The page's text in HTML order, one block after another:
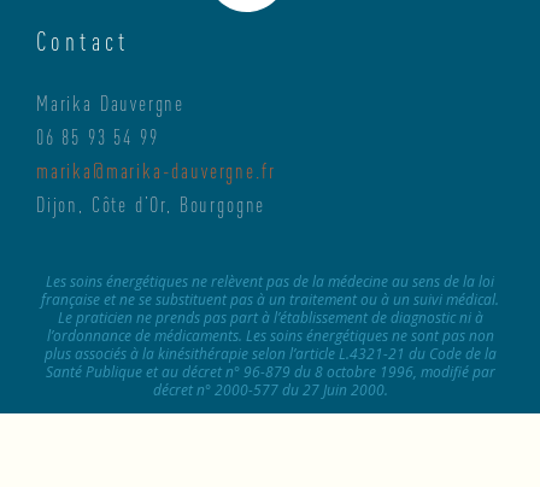
Contact
Marika Dauvergne
06 85 93 54 99
marika@marika-dauvergne.fr
Dijon, Côte d’Or, Bourgogne
Les soins énergétiques ne relèvent pas de la médecine au sens de la loi
française et ne se substituent pas à un traitement ou à un suivi médical.
Le praticien ne prends pas part à l’établissement de diagnostic ni à
l’ordonnance de médicaments. Les soins énergétiques ne sont pas non
plus associés à la kinésithérapie selon l’article L.4321-21 du Code de la
Santé Publique et au décret n° 96-879 du 8 octobre 1996, modifié par
décret n° 2000-577 du 27 Juin 2000.